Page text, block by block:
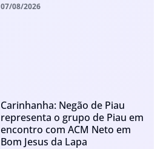
07/08/2026
Carinhanha: Negão de Piau
representa o grupo de Piau em
encontro com ACM Neto em
Bom Jesus da Lapa